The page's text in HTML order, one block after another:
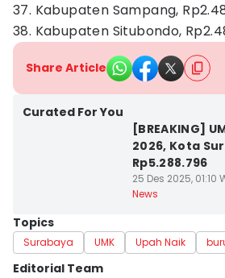
37. Kabupaten Sampang,
38. Kabupaten Situbondo,
Share Article
Curated For You
[BREAKING]
2026, Kota
Rp5.288.796
25 Des 2025, 01:10
News
Topics
Surabaya UMK Upah Naik
Editorial Team